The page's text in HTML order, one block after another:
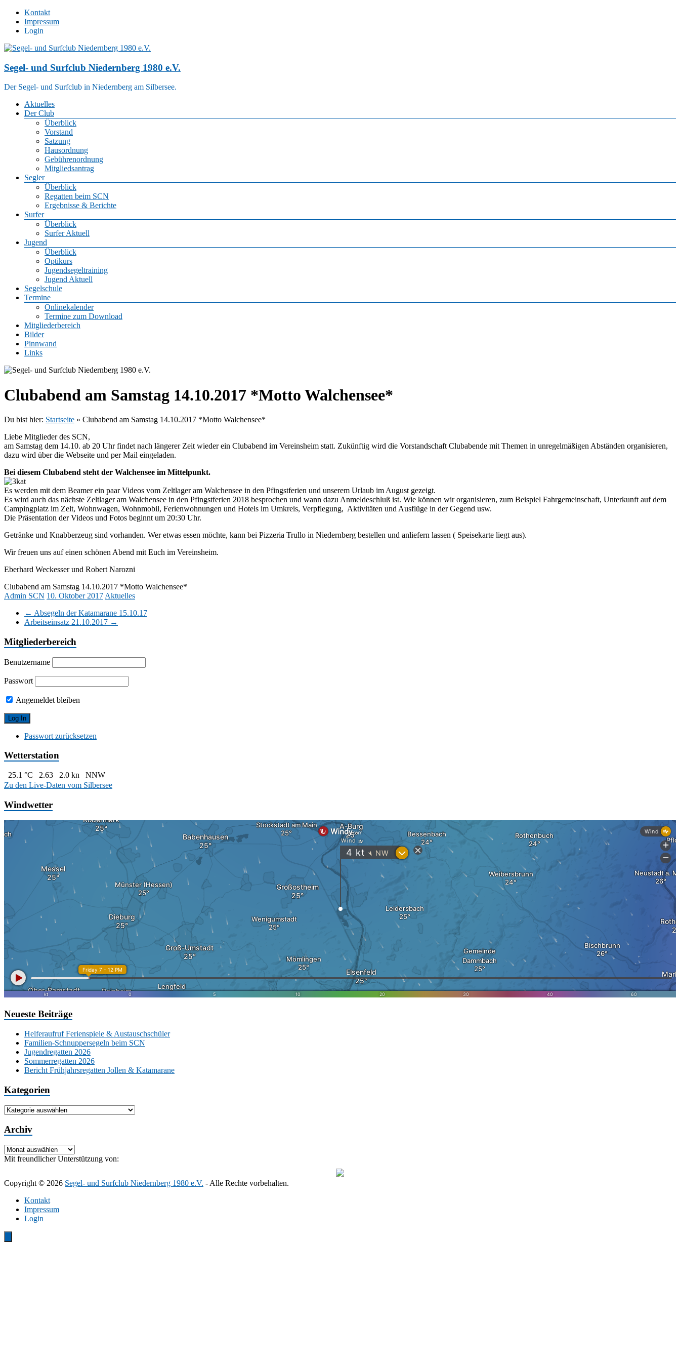
Zum
Inhalt
springen
Kontakt
Impressum
Login
Segel- und Surfclub Niedernberg 1980 e.V.
Der Segel- und Surfclub in Niedernberg am Silbersee.
Menü
Aktuelles
Der Club
Überblick
Vorstand
Satzung
Hausordnung
Gebührenordnung
Mitgliedsantrag
Segler
Überblick
Regatten beim SCN
Ergebnisse & Berichte
Surfer
Überblick
Surfer Aktuell
Jugend
Überblick
Optikurs
Jugendsegeltraining
Jugend Aktuell
Segelschule
Termine
Onlinekalender
Termine zum Download
Mitgliederbereich
Bilder
Pinnwand
Links
Clubabend am Samstag 14.10.2017 *Motto Walchensee*
Du bist hier: Startseite » Clubabend am Samstag 14.10.2017 *Motto Walchensee*
Liebe Mitglieder des SCN,
am Samstag dem 14.10. ab 20 Uhr findet nach längerer Zeit wieder ein Clubabend im Vereinsheim statt. Zukünftig wird die Vorstandschaft Clubabende mit Themen in unregelmäßigen Abständen organisieren,
dazu wird über die Webseite und per Mail eingeladen.
Bei diesem Clubabend steht der Walchensee im Mittelpunkt.
Es werden mit dem Beamer ein paar Videos vom Zeltlager am Walchensee in den Pfingstferien und unserem Urlaub im August gezeigt.
Es wird auch das nächste Zeltlager am Walchensee in den Pfingstferien 2018 besprochen und wann dazu Anmeldeschluß ist. Wie können wir organisieren, zum Beispiel Fahrgemeinschaft, Unterkunft auf dem
Campingplatz im Zelt, Wohnwagen, Wohnmobil, Ferienwohnungen und Hotels im Umkreis, Verpflegung, Aktivitäten und Ausflüge in der Gegend usw.
Die Präsentation der Videos und Fotos beginnt um 20:30 Uhr.
Getränke und Knabberzeug sind vorhanden. Wer etwas essen möchte, kann bei Pizzeria Trullo in Niedernberg bestellen und anliefern lassen ( Speisekarte liegt aus).
Wir freuen uns auf einen schönen Abend mit Euch im Vereinsheim.
Eberhard Weckesser und Robert Narozni
Clubabend am Samstag 14.10.2017 *Motto Walchensee*
Admin SCN 10. Oktober 2017 Aktuelles
← Absegeln der Katamarane 15.10.17
Arbeitseinsatz 21.10.2017 →
Mitgliederbereich
Benutzername
Passwort
Angemeldet bleiben
Passwort zurücksetzen
Wetterstation
25.1 °C 2.63 2.0 kn
NNW
Zu den Live-Daten vom Silbersee
Windwetter
Neueste Beiträge
Helferaufruf Ferienspiele & Austauschschüler
Familien-Schnuppersegeln beim SCN
Jugendregatten 2026
Sommerregatten 2026
Bericht Frühjahrsregatten Jollen & Katamarane
Kategorien
Kategorien
Archiv
Archiv
Mit freundlicher Unterstützung von:
Copyright © 2026 Segel- und Surfclub Niedernberg 1980 e.V. - Alle Rechte vorbehalten.
Kontakt
Impressum
Login